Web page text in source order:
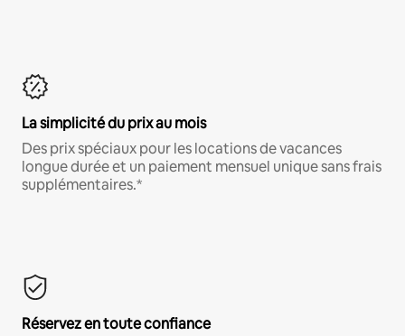
La simplicité du prix au mois
Des prix spéciaux pour les locations de vacances
longue durée et un paiement mensuel unique sans frais
supplémentaires.*
Réservez en toute confiance